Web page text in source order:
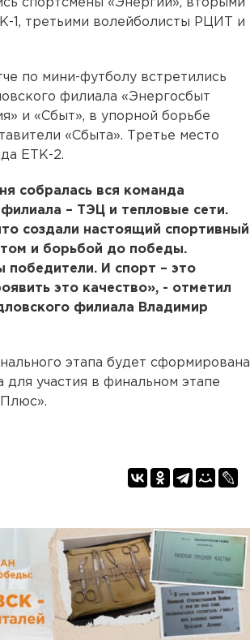
спортсмены «Энергии», вторыми
1, третьими волейболисты РЦИТ и
по мини-футболу встретились
филиала «Энергосбыт
и «Сбыт», в упорной борьбе
«Сбыта». Третье место
ЕТК-2.
собралась вся команда
– ТЭЦ и тепловые сети.
создали настоящий спортивный
и борьбой до победы.
победители. И спорт – это
это качество», - отметил
филиала Владимир
этапа будет сформирована
для участия в финальном этапе